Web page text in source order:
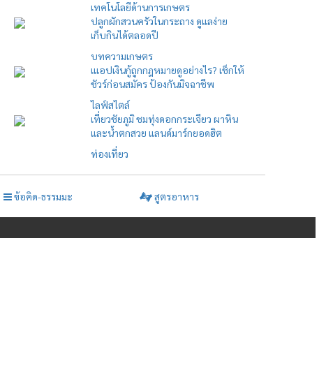
เทคโนโลยีด้านการเกษตร
ปลูกผักสวนครัวในกระถาง ดูแลง่าย
เก็บกินได้ตลอดปี
บทความเกษตร
เแอปเงินกู้ถูกกฎหมายดูอย่างไร? เช็กให้
ชัวร์ก่อนสมัคร ป้องกันมิจฉาชีพ
ไลฟ์สไตล์
เที่ยวชัยภูมิ ชมทุ่งดอกกระเจียว ผาหิน
และน้ำตกสวย แลนด์มาร์กยอดฮิต
ท่องเที่ยว
ข้อคิด-ธรรมมะ
สูตรอาหาร